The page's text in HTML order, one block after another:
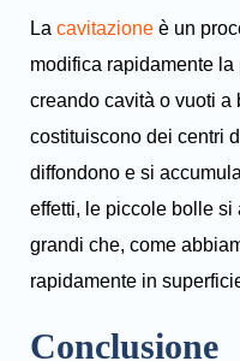
La cavitazione è un
modifica rapidamente
creando cavità o vuoti a
costituiscono dei centri
diffondono e si
effetti, le piccole bolle
grandi che, come
rapidamente in
Conclusione